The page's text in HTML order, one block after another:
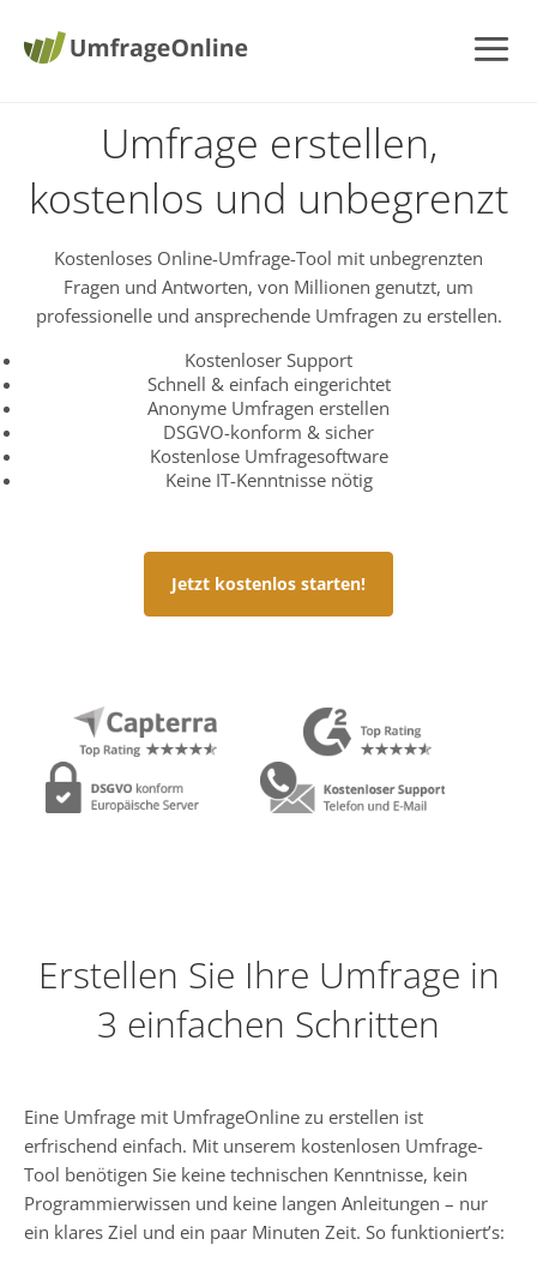
Umfrage erstellen,
kostenlos und unbegrenzt
Kostenloses Online-Umfrage-Tool mit unbegrenzten
Fragen und Antworten, von Millionen genutzt, um
professionelle und ansprechende Umfragen zu erstellen.
Kostenloser Support
Schnell & einfach eingerichtet
Anonyme Umfragen erstellen
DSGVO-konform & sicher
Kostenlose Umfragesoftware
Keine IT-Kenntnisse nötig
Jetzt kostenlos starten!
Erstellen Sie Ihre Umfrage in
3 einfachen Schritten
Eine Umfrage mit UmfrageOnline zu erstellen ist
erfrischend einfach. Mit unserem kostenlosen Umfrage-
Tool benötigen Sie keine technischen Kenntnisse, kein
Programmierwissen und keine langen Anleitungen – nur
ein klares Ziel und ein paar Minuten Zeit. So funktioniert’s: